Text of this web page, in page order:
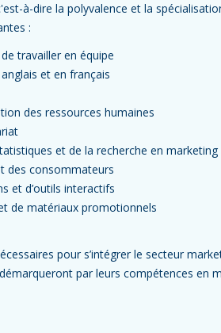
à-dire la polyvalence et la
:
travailler en équipe
et en français
des ressources humaines
et de la recherche en marketing
des consommateurs
et d’outils interactifs
de matériaux promotionnels
pour s’intégrer le secteur
par leurs compétences en